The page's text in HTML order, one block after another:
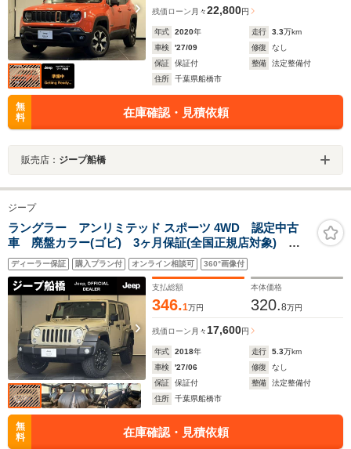
残価ローン 月々22,800円
年式 2020年 走行 3.3万km
車検
'27/09 修復
なし
保証
保証付 整備
法定整備付
住所
千葉県船橋市
無
料
在庫確認・見積依頼
販売店： ジープ船橋
ジープ
ラングラー アンリミテッド スポーツ 4WD 認定中古
車 廃盤カラー(ゴビ) 3ヶ月保証(全国正規店対象)
Carrozzeriaメモリーナビ TV ドラレコ Bカメラ
CD DVD
ディーラー保証 購入プラン付 オンライン相談可 360°画像付
支払総額
346.1万円
本体価格
320.8万円
残価ローン 月々17,600円
年式 2018年 走行 5.3万km
車検
'27/06 修復
なし
保証
保証付 整備
法定整備付
住所
千葉県船橋市
無
料
在庫確認・見積依頼